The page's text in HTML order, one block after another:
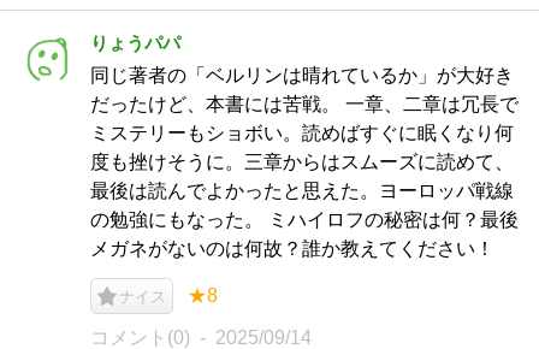
りょうパパ
同じ著者の「ベルリンは晴れているか」が大好き
だったけど、本書には苦戦。 一章、二章は冗長で
ミステリーもショボい。読めばすぐに眠くなり何
度も挫けそうに。三章からはスムーズに読めて、
最後は読んでよかったと思えた。ヨーロッパ戦線
の勉強にもなった。 ミハイロフの秘密は何？最後
メガネがないのは何故？誰か教えてください！
ナイス ★8
コメント(0) 2025/09/14